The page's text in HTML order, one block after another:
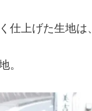
仕上げた生地は、
。